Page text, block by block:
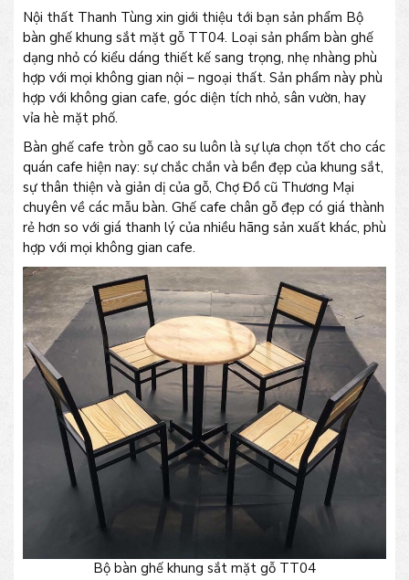
Nội thất Thanh Tùng xin giới thiệu tới bạn sản phẩm Bộ
bàn ghế khung sắt mặt gỗ TT04. Loại sản phẩm bàn ghế
dạng nhỏ có kiểu dáng thiết kế sang trọng, nhẹ nhàng phù
hợp với mọi không gian nội – ngoại thất. Sản phẩm này phù
hợp với không gian cafe, góc diện tích nhỏ, sân vườn, hay
vỉa hè mặt phố.
Bàn ghế cafe tròn gỗ cao su luôn là sự lựa chọn tốt cho các
quán cafe hiện nay: sự chắc chắn và bền đẹp của khung sắt,
sự thân thiện và giản dị của gỗ, Chợ Đồ cũ Thương Mại
chuyên về các mẫu bàn. Ghế cafe chân gỗ đẹp có giá thành
rẻ hơn so với giá thanh lý của nhiều hãng sản xuất khác, phù
hợp với mọi không gian cafe.
Bộ bàn ghế khung sắt mặt gỗ TT04